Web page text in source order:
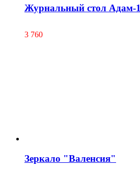
Журнальный стол Адам-1
3 760
Зеркало "Валенсия"